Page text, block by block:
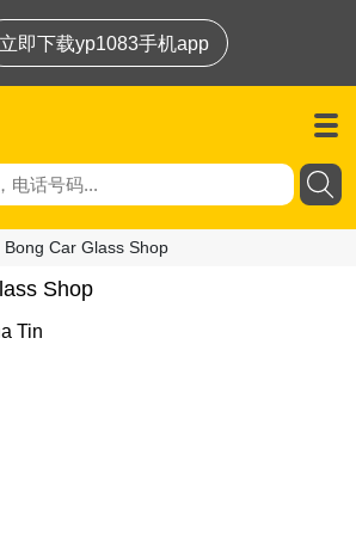
立即下载yp1083手机app
Bong Car Glass Shop
Shop
Tin